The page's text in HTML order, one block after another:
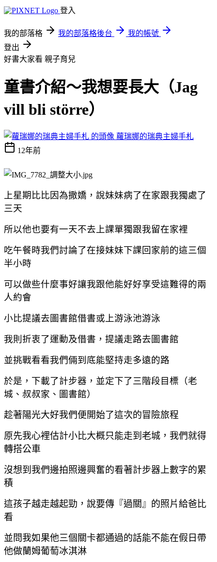
登入
我的部落格 我的部落格後台
我的帳號
登出
好書大家看 親子育兒
童書介紹～我想要長大（Jag
vill bli större）
蘿瑞娜的瑞典主婦手札
12年前
上星期比比因為撒嬌，說妹妹病了在家跟我獨處了
三天
所以他也要有一天不去上課單獨跟我留在家裡
吃午餐時我們討論了在接妹妹下課回家前的這三個
半小時
可以做些什麼事好讓我跟他能好好享受這難得的兩
人約會
小比提議去圖書館借書或上游泳池游泳
我則折衷了運動及借書， 提議走路去圖書館
並挑戰看看我們倆到底能堅持走多遠的路
於是，下載了計步器，並定下了三階段目標（老
城、叔叔家、圖書館）
趁著陽光大好我們便開始了這次的冒險旅程
原先我心裡估計小比大概只能走到老城，我們就得
轉搭公車
沒想到我們邊拍照邊興奮的看著計步器上數字的累
積
這孩子越走越起勁，說要傳『過關』的照片給爸比
看
並問我如果他三個關卡都通過的話能不能在假日帶
他做蘭姆葡萄冰淇淋